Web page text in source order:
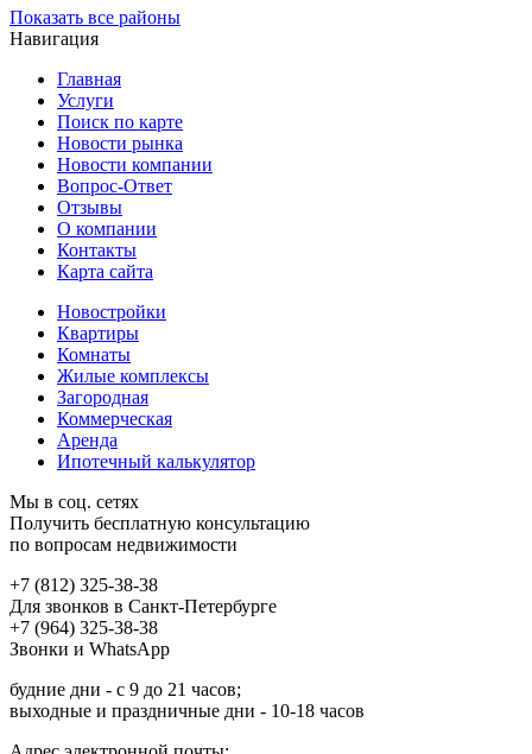
Показать все районы
Навигация
Главная
Услуги
Поиск по карте
Новости рынка
Новости компании
Вопрос-Ответ
Отзывы
О компании
Контакты
Карта сайта
Новостройки
Квартиры
Комнаты
Жилые комплексы
Загородная
Коммерческая
Аренда
Ипотечный калькулятор
Мы в соц. сетях
Получить бесплатную консультацию
по вопросам недвижимости
+7 (812) 325-38-38
Для звонков в Санкт-Петербурге
+7 (964) 325-38-38
Звонки и WhatsApp
будние дни - с 9 до 21 часов;
выходные и праздничные дни - 10-18 часов